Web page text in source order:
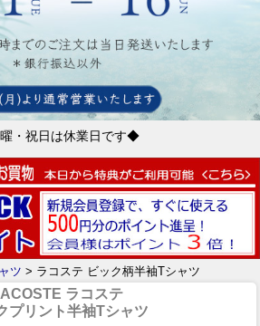
・祝日は休業日です◆
ツ > ラコステ ビック柄半袖Tシャツ
ラコステ
プリント半袖Tシャツ